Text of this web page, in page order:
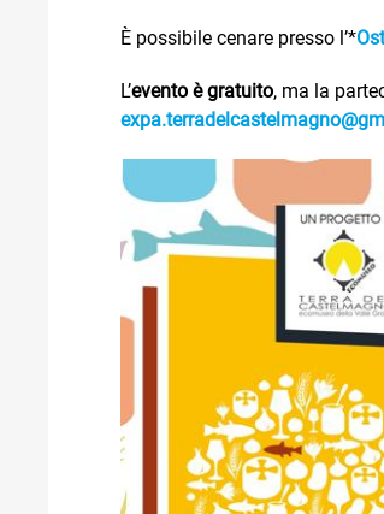
È possibile cenare presso l’*
L’evento è gratuito, ma la
expa.terradelcastelmagno@